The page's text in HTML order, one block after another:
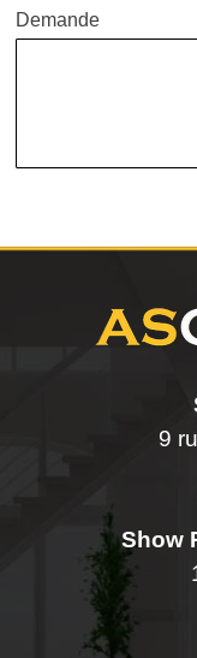
Demande
9
Show